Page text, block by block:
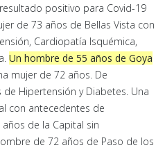
positivo para Covid-19
de 73 años de Bellas Vista con
Cardiopatía Isquémica,
Un hombre de 55 años de Goya
mujer de 72 años. De
Hipertensión y Diabetes. Una
con antecedentes de
de la Capital sin
de 72 años de Paso de los